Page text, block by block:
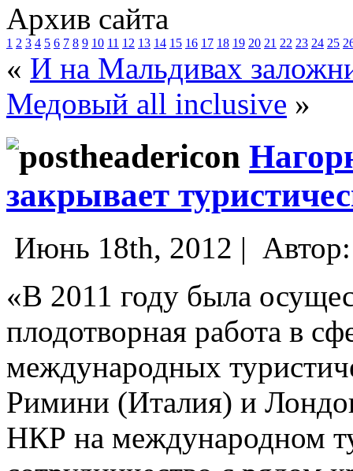
Архив сайта
1 2 3 4 5 6 7 8 9 10 11 12 13 14 15 16 17 18 19 20 21 22 23 24 25
« И на Мальдивах
Медовый all inclusive »
закрывает
Июнь 18th, 2012 |
«В 2011 году была
плодотворная работа в
международных
Римини (Италия) и
НКР на международном